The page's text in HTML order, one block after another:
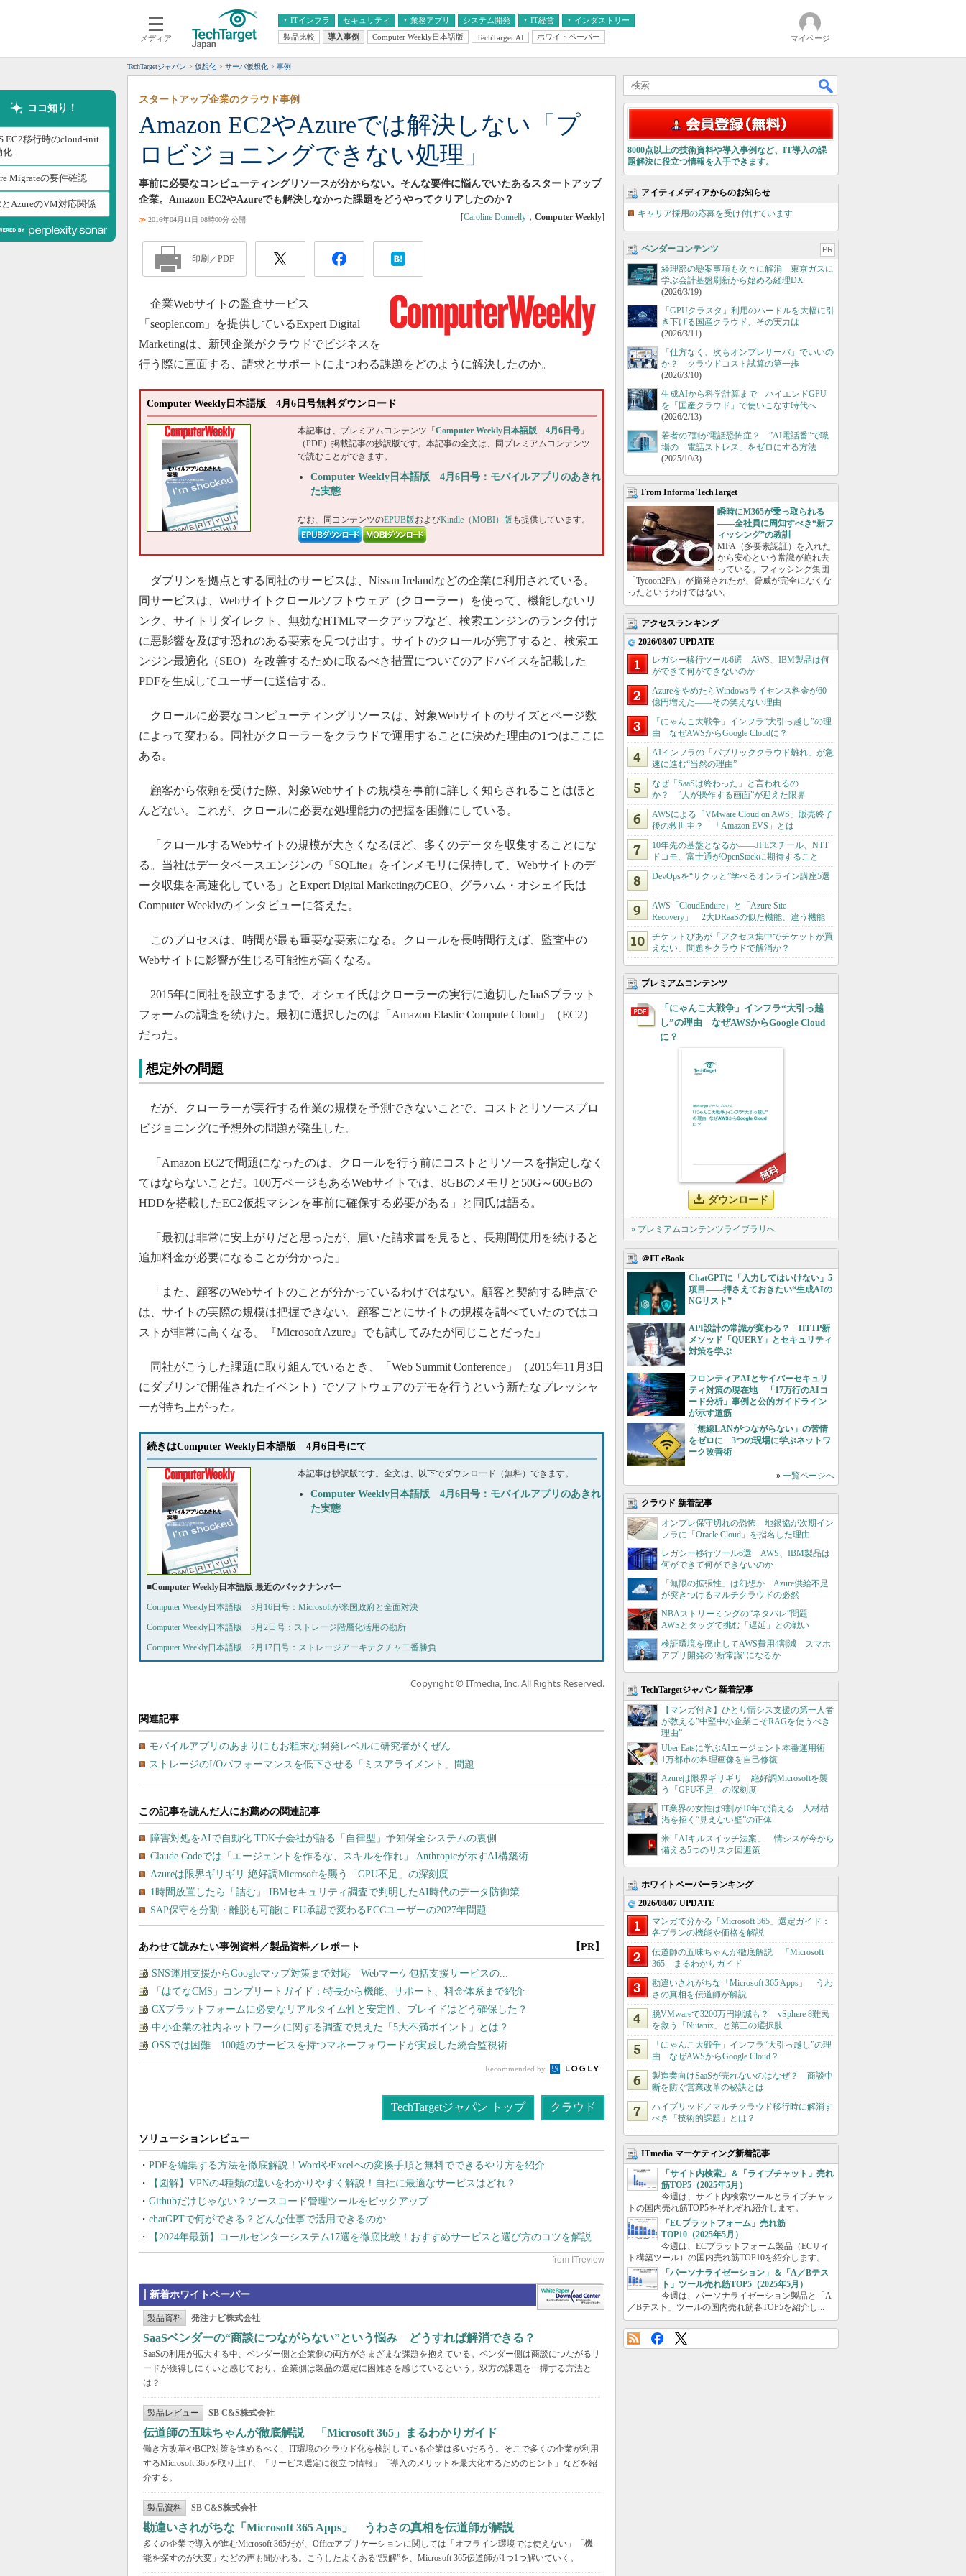
メディア
ITインフラ
クラウド
スマートモバイル
ネットワーク
システム運用管理
セキュリティ 業務アプリ
エンタープライズAI
ERP
CX
情報系システム
システム開発 IT経営
経営とIT
インダストリー
医療IT
製品比較 導入事例 Computer Weekly日本語版 TechTarget.AI ホワイトペーパー マイページ
TechTargetジャパン 仮想化 サーバ仮想化 事例
ココ知り！
EC2移行時のcloud-init
化
Migrateの要件確認
とAzureのVM対応関係
Amazon EC2やAzureでは解決しない「プ
ロビジョニングできない処理」
スタートアップ企業のクラウド事例
事前に必要なコンピューティングリソースが分からない。そんな要件に悩んでいたあるスタートアップ
企業。Amazon EC2やAzureでも解決しなかった課題をどうやってクリアしたのか？
≫ 2016年04月11日 08時00分 公開 [Caroline Donnelly ， Computer Weekly]
印刷／PDF
企業Webサイトの監査サービス
「seopler.com」を提供しているExpert Digital
Marketingは、新興企業がクラウドでビジネスを
行う際に直面する、請求とサポートにまつわる課題をどのように解決したのか。
Computer Weekly日本語版 4月6日号無料ダウンロード
本記事は、プレミアムコンテンツ「 Computer Weekly日本語版 4月6日号 」
（PDF）掲載記事の抄訳版です。本記事の全文は、同プレミアムコンテンツ
で読むことができます。
Computer Weekly日本語版 4月6日号：モバイルアプリのあきれ
た実態
なお、同コンテンツのEPUB版およびKindle（MOBI）版 も提供しています。
ダブリンを拠点とする同社のサービスは、Nissan Irelandなどの企業に利用されている。
同サービスは、Webサイトクロールソフトウェア（クローラー）を使って、機能しないリ
ンク、サイトリダイレクト、無効なHTMLマークアップなど、検索エンジンのランク付け
に悪影響を及ぼす恐れのある要素を見つけ出す。サイトのクロールが完了すると、検索エ
ンジン最適化（SEO）を改善するために取るべき措置についてのアドバイスを記載した
PDFを生成してユーザーに送信する。
クロールに必要なコンピューティングリソースは、対象Webサイトのサイズとページ数
によって変わる。同社がクローラーをクラウドで運用することに決めた理由の1つはここに
ある。
顧客から依頼を受けた際、対象Webサイトの規模を事前に詳しく知らされることはほと
んどない。これが、クロールに必要な処理能力の把握を困難にしている。
「クロールするWebサイトの規模が大きくなるほど、多くのデータを収集することにな
る。当社はデータベースエンジンの『SQLite』をインメモリに保持して、Webサイトのデ
ータ収集を高速化している」とExpert Digital MarketingのCEO、グラハム・オシェイ氏は
Computer Weeklyのインタビューに答えた。
このプロセスは、時間が最も重要な要素になる。クロールを長時間行えば、監査中の
Webサイトに影響が生じる可能性が高くなる。
2015年に同社を設立するまで、オシェイ氏はクローラーの実行に適切したIaaSプラット
フォームの調査を続けた。最初に選択したのは「Amazon Elastic Compute Cloud」（EC2）
だった。
想定外の問題
だが、クローラーが実行する作業の規模を予測できないことで、コストとリソースプロ
ビジョニングに予想外の問題が発生した。
「Amazon EC2で問題になったのは、クロールを行う前にコストとリソースを指定しなく
てはならないことだ。100万ページもあるWebサイトでは、8GBのメモリと50G～60GBの
HDDを搭載したEC2仮想マシンを事前に確保する必要がある」と同氏は語る。
「最初は非常に安上がりだと思ったが、届いた請求書を見ると、長期間使用を続けると
追加料金が必要になることが分かった」
「また、顧客のWebサイトのことが分かっているわけではない。顧客と契約する時点で
は、サイトの実際の規模は把握できない。顧客ごとにサイトの規模を調べていたのではコ
ストが非常に高くなる。『Microsoft Azure』でも試してみたが同じことだった」
同社がこうした課題に取り組んでいるとき、「Web Summit Conference」（2015年11月3日
にダブリンで開催されたイベント）でソフトウェアのデモを行うという新たなプレッシャ
ーが持ち上がった。
続きはComputer Weekly日本語版 4月6日号にて
本記事は抄訳版です。全文は、以下でダウンロード（無料）できます。
Computer Weekly日本語版 4月6日号：モバイルアプリのあきれ
た実態
■Computer Weekly日本語版 最近のバックナンバー
Computer Weekly日本語版 3月16日号：Microsoftが米国政府と全面対決
Computer Weekly日本語版 3月2日号：ストレージ階層化活用の勘所
Computer Weekly日本語版 2月17日号：ストレージアーキテクチャ二番勝負
Copyright © ITmedia, Inc. All Rights Reserved.
関連記事
モバイルアプリのあまりにもお粗末な開発レベルに研究者がくぜん
ストレージのI/Oパフォーマンスを低下させる「ミスアライメント」問題
あわせて読みたい事例資料／製品資料／レポート 【PR】
SNS運用支援からGoogleマップ対策まで対応 Webマーケ包括支援サービスの...
「はてなCMS」コンプリートガイド：特長から機能、サポート、料金体系まで紹介
CXプラットフォームに必要なリアルタイム性と安定性、プレイドはどう確保した？
中小企業の社内ネットワークに関する調査で見えた「5大不満ポイント」とは？
OSSでは困難 100超のサービスを持つマネーフォワードが実践した統合監視術
Recommended by
TechTargetジャパン トップ クラウド
PDFを編集する方法を徹底解説！WordやExcelへの変換手順と無料でできるやり方を紹介
【図解】VPNの4種類の違いをわかりやすく解説！自社に最適なサービスはどれ？
Githubだけじゃない？ソースコード管理ツールをピックアップ
chatGPTで何ができる？どんな仕事で活用できるのか
【2024年最新】コールセンターシステム17選を徹底比較！おすすめサービスと選び方のコツを解説
新着ホワイトペーパー
製品資料 発注ナビ株式会社
SaaSベンダーの“商談につながらない”という悩み どうすれば解消できる？
SaaSの利用が拡大する中、ベンダー側と企業側の両方がさまざまな課題を抱えている。ベンダー側は商談につながるリ
ードが獲得しにくいと感じており、企業側は製品の選定に困難さを感じているという。双方の課題を一掃する方法と
は？
製品レビュー SB C&S株式会社
伝道師の五味ちゃんが徹底解説 「Microsoft 365」まるわかりガイド
働き方改革やBCP対策を進めるべく、IT環境のクラウド化を検討している企業は多いだろう。そこで多くの企業が利用
するMicrosoft 365を取り上げ、「サービス選定に役立つ情報」「導入のメリットを最大化するためのヒント」などを紹
介する。
製品資料 SB C&S株式会社
勘違いされがちな「Microsoft 365 Apps」 うわさの真相を伝道師が解説
多くの企業で導入が進むMicrosoft 365だが、Officeアプリケーションに関しては「オフライン環境では使えない」「機
能を探すのが大変」などの声も聞かれる。こうしたよくある“誤解”を、Microsoft 365伝道師が1つ1つ解いていく。
8000点以上の技術資料や導入事例など、IT導入の課
題解決に役立つ情報を入手できます。
アイティメディアからのお知らせ
キャリア採用の応募を受け付けています
ベンダーコンテンツ PR
経理部の懸案事項も次々に解消 東京ガスに
学ぶ会計基盤刷新から始める経理DX
(2026/3/19)
「GPUクラスタ」利用のハードルを大幅に引
き下げる国産クラウド、その実力は
(2026/3/11)
「仕方なく、次もオンプレサーバ」でいいの
か？ クラウドコスト試算の第一歩
(2026/3/10)
生成AIから科学計算まで ハイエンドGPU
を「国産クラウド」で使いこなす時代へ
(2026/2/13)
若者の7割が電話恐怖症？ ”AI電話番”で職
場の「電話ストレス」をゼロにする方法
(2025/10/3)
From Informa TechTarget
瞬時にM365が乗っ取られる
――全社員に周知すべき“新フ
ィッシング”の教訓
MFA（多要素認証）を入れた
から安心という常識が崩れ去
っている。フィッシング集団
「Tycoon2FA」が摘発されたが、脅威が完全になくな
ったというわけではない。
アクセスランキング
2026/08/07 UPDATE
レガシー移行ツール6選 AWS、IBM製品は何
ができて何ができないのか
AzureをやめたらWindowsライセンス料金が60
億円増えた――その笑えない理由
「にゃんこ大戦争」インフラ“大引っ越し”の理
由 なぜAWSからGoogle Cloudに？
AIインフラの「パブリッククラウド離れ」が急
速に進む“当然の理由”
なぜ「SaaSは終わった」と言われるの
か？ ”人が操作する画面”が迎えた限界
AWSによる「VMware Cloud on AWS」販売終了
後の救世主？ 「Amazon EVS」とは
10年先の基盤となるか――JFEスチール、NTT
ドコモ、富士通がOpenStackに期待すること
DevOpsを“サクッと”学べるオンライン講座5選
AWS「CloudEndure」と「Azure Site
Recovery」 2大DRaaSの似た機能、違う機能
チケットぴあが「アクセス集中でチケットが買
えない」問題をクラウドで解消か？
プレミアムコンテンツ
「にゃんこ大戦争」インフラ“大引っ越
し”の理由 なぜAWSからGoogle Cloud
に？
ダウンロード
» プレミアムコンテンツライブラリへ
＠IT eBook
ChatGPTに「入力してはいけない」5
項目――押さえておきたい“生成AIの
NGリスト”
API設計の常識が変わる？ HTTP新
メソッド「QUERY」とセキュリティ
対策を学ぶ
フロンティアAIとサイバーセキュリ
ティ対策の現在地 「17万行のAIコ
ード分析」事例と公的ガイドライン
が示す道筋
「無線LANがつながらない」の苦情
をゼロに 3つの現場に学ぶネットワ
ーク改善術
» 一覧ページへ
クラウド 新着記事
オンプレ保守切れの恐怖 地銀協が次期イン
フラに「Oracle Cloud」を指名した理由
レガシー移行ツール6選 AWS、IBM製品は
何ができて何ができないのか
「無限の拡張性」は幻想か Azure供給不足
が突きつけるマルチクラウドの必然
NBAストリーミングの“ネタバレ”問題
AWSとタッグで挑む「遅延」との戦い
検証環境を廃止してAWS費用4割減 スマホ
アプリ開発の"新常識"になるか
TechTargetジャパン 新着記事
【マンガ付き】ひとり情シス支援の第一人者
が教える”中堅中小企業こそRAGを使うべき
理由”
Uber Eatsに学ぶAIエージェント本番運用術
1万都市の料理画像を自己修復
Azureは限界ギリギリ 絶好調Microsoftを襲
う「GPU不足」の深刻度
IT業界の女性は9割が10年で消える 人材枯
渇を招く“見えない壁”の正体
米「AIキルスイッチ法案」 情シスが今から
備える5つのリスク回避策
ホワイトペーパーランキング
2026/08/07 UPDATE
マンガで分かる「Microsoft 365」選定ガイド：
各プランの機能や価格を解説
伝道師の五味ちゃんが徹底解説 「Microsoft
365」まるわかりガイド
勘違いされがちな「Microsoft 365 Apps」 うわ
さの真相を伝道師が解説
脱VMwareで3200万円削減も？ vSphere 8難民
を救う「Nutanix」と第三の選択肢
「にゃんこ大戦争」インフラ“大引っ越し”の理
由 なぜAWSからGoogle Cloud？
製造業向けSaaSが売れないのはなぜ？ 商談中
断を防ぐ営業改革の秘訣とは
ハイブリッド／マルチクラウド移行時に解消す
べき「技術的課題」とは？
ITmedia マーケティング新着記事
「サイト内検索」＆「ライブチャット」売れ
筋TOP5（2025年5月）
今週は、サイト内検索ツールとライブチャッ
トの国内売れ筋TOP5をそれぞれ紹介します。
「ECプラットフォーム」売れ筋
TOP10（2025年5月）
今週は、ECプラットフォーム製品（ECサイ
ト構築ツール）の国内売れ筋TOP10を紹介します。
「パーソナライゼーション」＆「A／Bテス
ト」ツール売れ筋TOP5（2025年5月）
今週は、パーソナライゼーション製品と「A
／Bテスト」ツールの国内売れ筋各TOP5を紹介し...